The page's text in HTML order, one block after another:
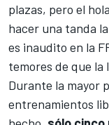
plazas, pero el
hacer una tanda
es inaudito en la
temores de que la
Durante la mayor
entrenamientos